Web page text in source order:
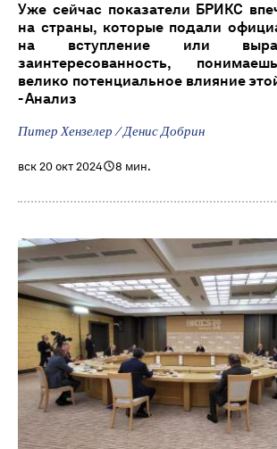
Уже сейчас показатели БРИКС
на страны, которые подали
на вступление или
заинтересованность,
велико потенциальное влияние
- Анализ
Питер Хензелер / Денис Добрин
вск 20 окт 2024 8 мин.